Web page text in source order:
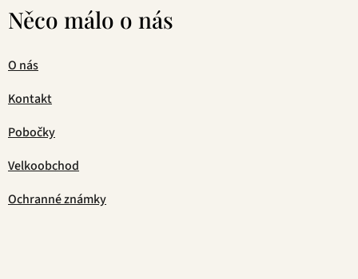
Něco málo o nás
O nás
Kontakt
Pobočky
Velkoobchod
Ochranné známky